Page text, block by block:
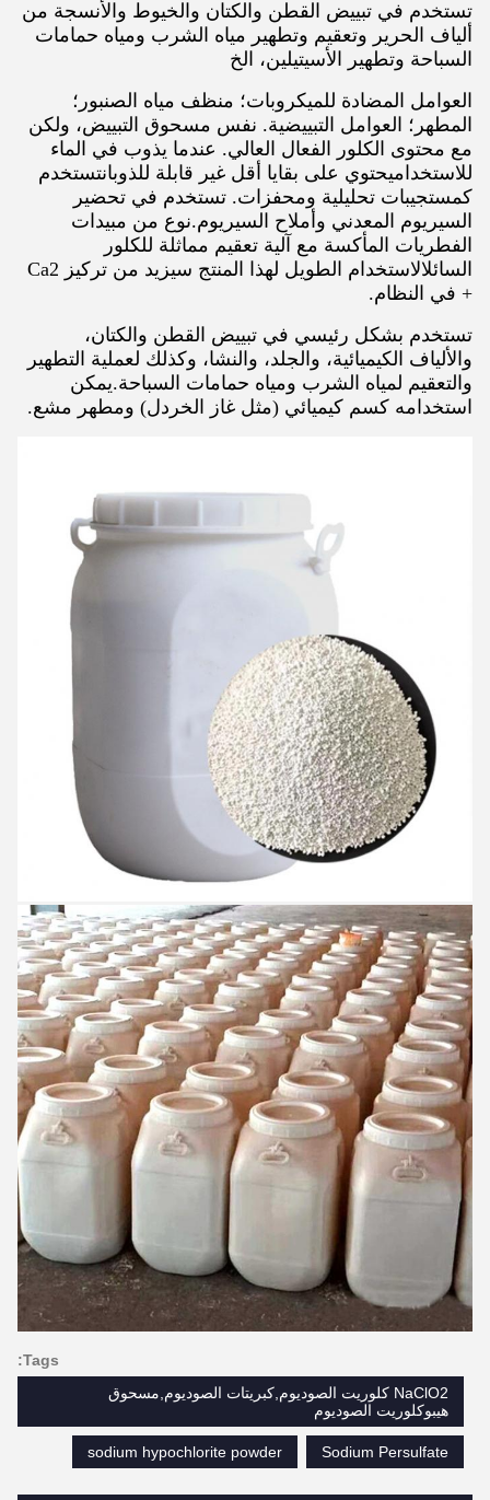
تستخدم في تبييض القطن والكتان والخيوط والأنسجة من
ألياف الحرير وتعقيم وتطهير مياه الشرب ومياه حمامات
السباحة وتطهير الأسيتيلين، الخ
العوامل المضادة للميكروبات؛ منظف مياه الصنبور؛
المطهر؛ العوامل التبييضية. نفس مسحوق التبييض، ولكن
مع محتوى الكلور الفعال العالي. عندما يذوب في الماء
للاستخداميحتوي على بقايا أقل غير قابلة للذوبانتستخدم
كمستجيبات تحليلية ومحفزات. تستخدم في تحضير
السيريوم المعدني وأملاح السيريوم.نوع من مبيدات
الفطريات المأكسة مع آلية تعقيم مماثلة للكلور
السائلالاستخدام الطويل لهذا المنتج سيزيد من تركيز Ca2
+ في النظام.
تستخدم بشكل رئيسي في تبييض القطن والكتان،
والألياف الكيميائية، والجلد، والنشا، وكذلك لعملية التطهير
والتعقيم لمياه الشرب ومياه حمامات السباحة.يمكن
استخدامه كسم كيميائي (مثل غاز الخردل) ومطهر مشع.
Tags:
NaClO2 كلوريت الصوديوم,كبريتات الصوديوم,مسحوق
هيبوكلوريت الصوديوم
Sodium Persulfate
sodium hypochlorite powder